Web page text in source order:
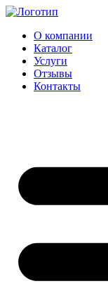
Перейти
содержимому
О компании
Каталог
Услуги
Отзывы
Контакты